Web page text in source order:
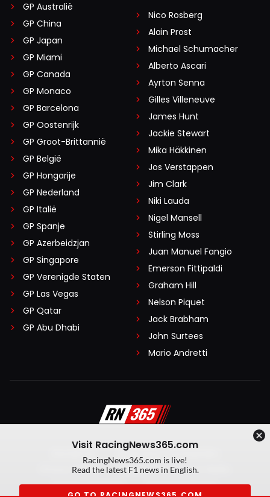
GP Australië
GP China
GP Japan
GP Miami
GP Canada
GP Monaco
GP Barcelona
GP Oostenrijk
GP Groot-Brittannië
GP België
GP Hongarije
GP Nederland
GP Italië
GP Spanje
GP Azerbeidzjan
GP Singapore
GP Verenigde Staten
GP Las Vegas
GP Qatar
GP Abu Dhabi
Nico Rosberg
Alain Prost
Michael Schumacher
Alberto Ascari
Ayrton Senna
Gilles Villeneuve
James Hunt
Jackie Stewart
Mika Häkkinen
Jos Verstappen
Jim Clark
Niki Lauda
Nigel Mansell
Stirling Moss
Juan Manuel Fangio
Emerson Fittipaldi
Graham Hill
Nelson Piquet
Jack Brabham
John Surtees
Mario Andretti
Algemene voorwaarden
Privacy Policy
Created by On Your Marks
Privacy manager
Kansspeluitingen
Visit RacingNews365.com
RacingNews365.com is live!
Read the latest F1 news in English.
GO TO RACINGNEWS365.COM